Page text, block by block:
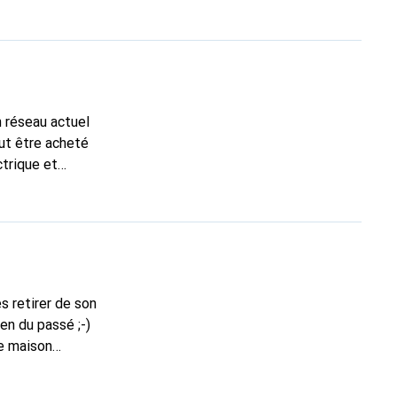
réseau actuel
être acheté
et
retirer de son
du passé ;-)
maison
se